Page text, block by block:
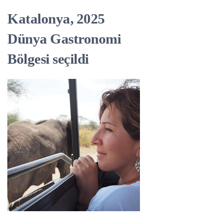
Katalonya, 2025
Dünya Gastronomi
Bölgesi seçildi